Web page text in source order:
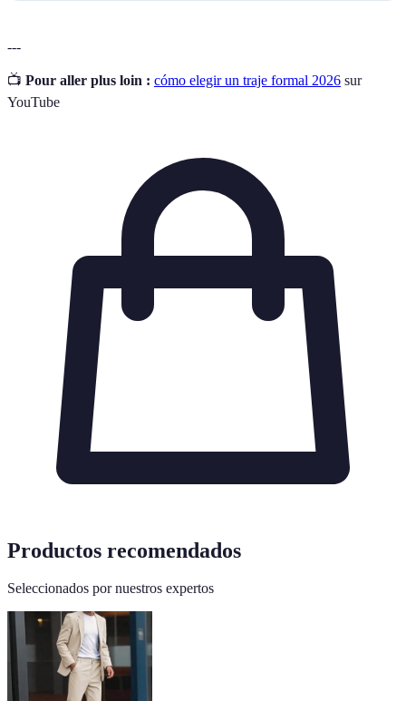
---
📺 Pour aller plus loin : cómo elegir un traje formal 2026 sur
YouTube
Productos recomendados
Seleccionados por nuestros expertos